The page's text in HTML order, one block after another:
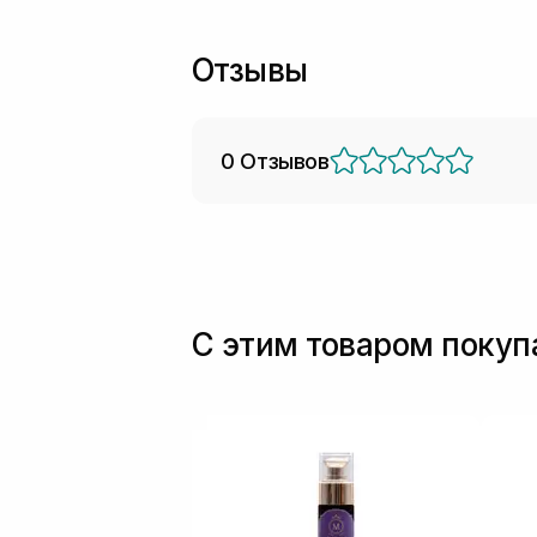
Отзывы
0 Отзывов
С этим товаром